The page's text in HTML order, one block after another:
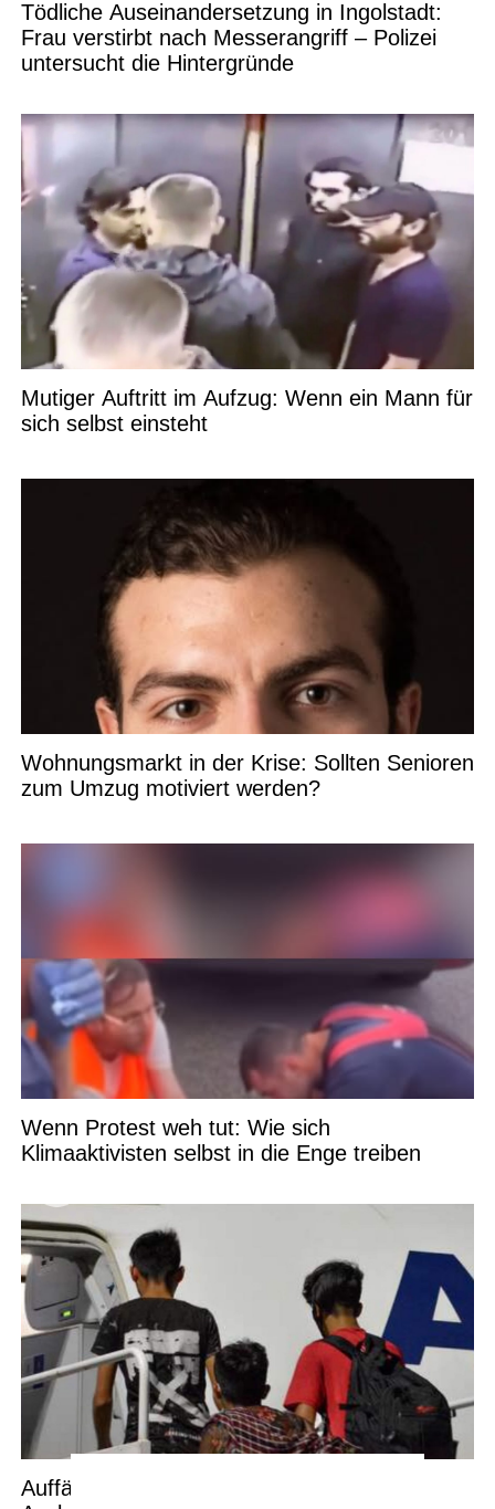
Tödliche Auseinandersetzung in Ingolstadt:
Frau verstirbt nach Messerangriff – Polizei
untersucht die Hintergründe
Mutiger Auftritt im Aufzug: Wenn ein Mann für
sich selbst einsteht
Wohnungsmarkt in der Krise: Sollten Senioren
zum Umzug motiviert werden?
Wenn Protest weh tut: Wie sich
Klimaaktivisten selbst in die Enge treiben
Auffälliger Trend: Warum immer mehr